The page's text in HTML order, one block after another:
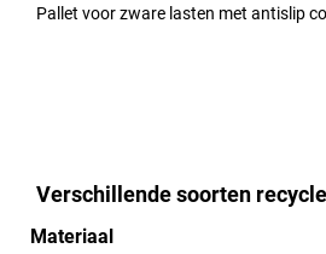
Pallet voor zware lasten met antislip
Verschillende soorten
Materiaal